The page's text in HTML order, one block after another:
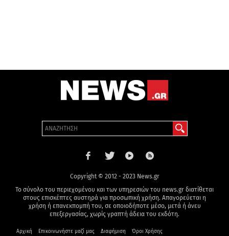
Copyright © 2012 - 2023 News.gr
Το σύνολο του περιεχομένου και των υπηρεσιών του news.gr διατίθεται
στους επισκέπτες αυστηρά για προσωπική χρήση. Απαγορεύεται η
χρήση ή επανεκπομπή του, σε οποιοδήποτε μέσο, μετά ή άνευ
επεξεργασίας, χωρίς γραπτή άδεια του εκδότη.
Αρχική Επικοινωνήστε μαζί μας Διαφήμιση Όροι Χρήσης